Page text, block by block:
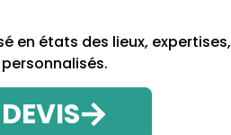
en états des lieux, expertises,